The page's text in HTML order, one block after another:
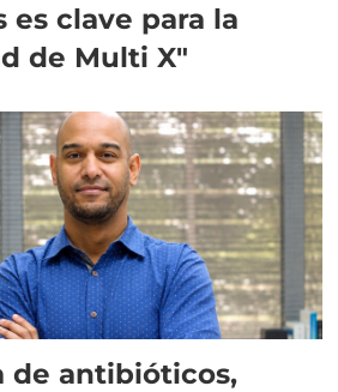
clave para la
de Multi X"
de antibióticos,